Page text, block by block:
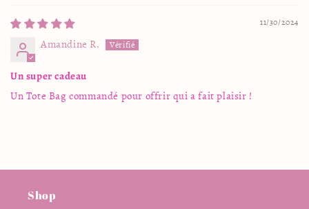
11/30/2024
Amandine R.
Un super cadeau
Un Tote Bag commandé pour offrir qui a fait plaisir !
Shop